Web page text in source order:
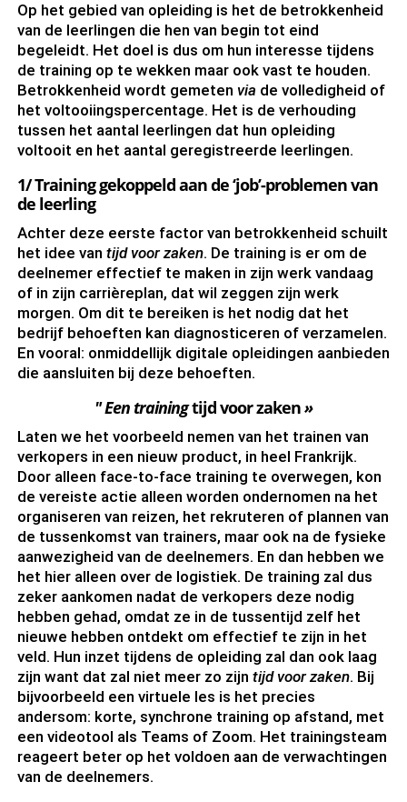
Op het gebied van opleiding is het de betrokkenheid
van de leerlingen die hen van begin tot eind
begeleidt. Het doel is dus om hun interesse tijdens
de training op te wekken maar ook vast te houden.
Betrokkenheid wordt gemeten via de volledigheid of
het voltooiingspercentage. Het is de verhouding
tussen het aantal leerlingen dat hun opleiding
voltooit en het aantal geregistreerde leerlingen.
1/ Training gekoppeld aan de ‘job’-problemen van
de leerling
Achter deze eerste factor van betrokkenheid schuilt
het idee van tijd voor zaken. De training is er om de
deelnemer effectief te maken in zijn werk vandaag
of in zijn carrièreplan, dat wil zeggen zijn werk
morgen. Om dit te bereiken is het nodig dat het
bedrijf behoeften kan diagnosticeren of verzamelen.
En vooral: onmiddellijk digitale opleidingen aanbieden
die aansluiten bij deze behoeften.
" Een trainingtijd voor zaken»
Laten we het voorbeeld nemen van het trainen van
verkopers in een nieuw product, in heel Frankrijk.
Door alleen face-to-face training te overwegen, kon
de vereiste actie alleen worden ondernomen na het
organiseren van reizen, het rekruteren of plannen van
de tussenkomst van trainers, maar ook na de fysieke
aanwezigheid van de deelnemers. En dan hebben we
het hier alleen over de logistiek. De training zal dus
zeker aankomen nadat de verkopers deze nodig
hebben gehad, omdat ze in de tussentijd zelf het
nieuwe hebben ontdekt om effectief te zijn in het
veld. Hun inzet tijdens de opleiding zal dan ook laag
zijn want dat zal niet meer zo zijn tijd voor zaken. Bij
bijvoorbeeld een virtuele les is het precies
andersom: korte, synchrone training op afstand, met
een videotool als Teams of Zoom. Het trainingsteam
reageert beter op het voldoen aan de verwachtingen
van de deelnemers.